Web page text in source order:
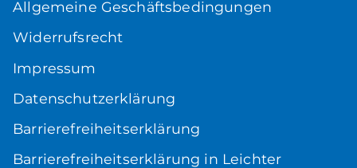
Allgemeine Geschäftsbedingungen
Widerrufsrecht
Impressum
Datenschutzerklärung
Barrierefreiheitserklärung
Barrierefreiheitserklärung in Leichter